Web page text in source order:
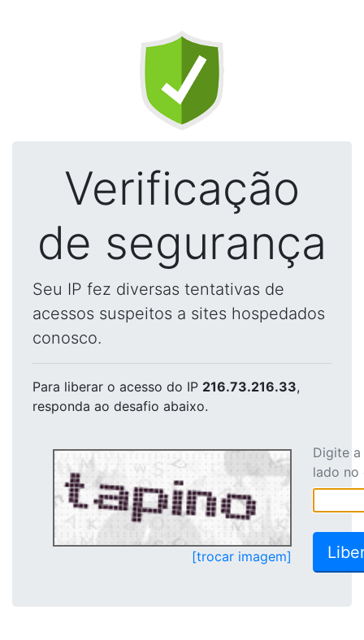
Verificação
de segurança
Seu IP fez diversas tentativas de
acessos suspeitos a sites hospedados
conosco.
Para liberar o acesso do IP 216.73.216.33,
responda ao desafio abaixo.
[trocar imagem]
Digite
lado no